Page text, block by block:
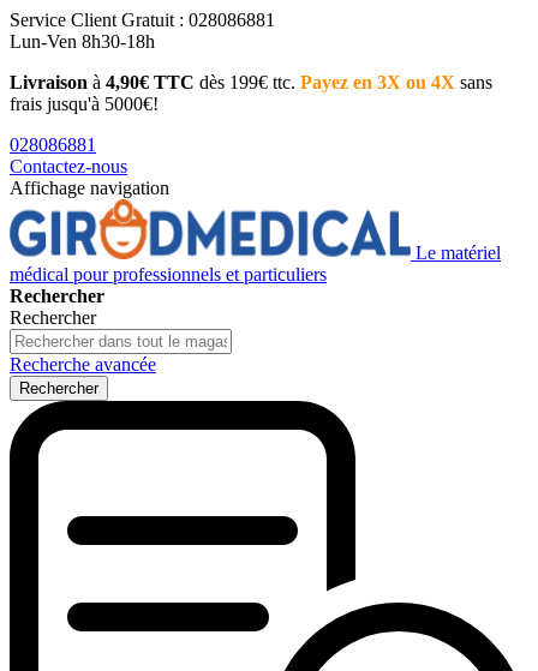
Service Client Gratuit : 028086881
Lun-Ven 8h30-18h
Livraison à 4,90€ TTC dès 199€ ttc. Payez en 3X ou 4X sans
frais jusqu'à 5000€!
028086881
Contactez-nous
Affichage navigation
Le matériel
médical pour professionnels et particuliers
Rechercher
Rechercher
Recherche avancée
Rechercher